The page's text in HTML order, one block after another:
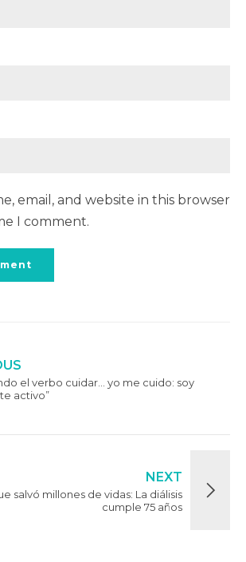
email, and website in this browser
I comment.
el verbo cuidar… yo me cuido: soy
activo”
NEXT
salvó millones de vidas: La diálisis
cumple 75 años